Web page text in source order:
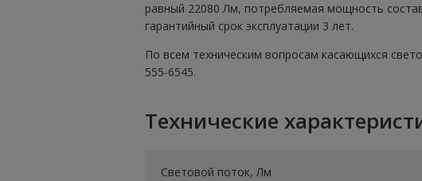
равный 22080 Лм, потребляемая мощность
гарантийный срок эксплуатации 3 лет.
По всем техническим вопросам касающихся
555-6545.
Технические
Световой поток, Лм